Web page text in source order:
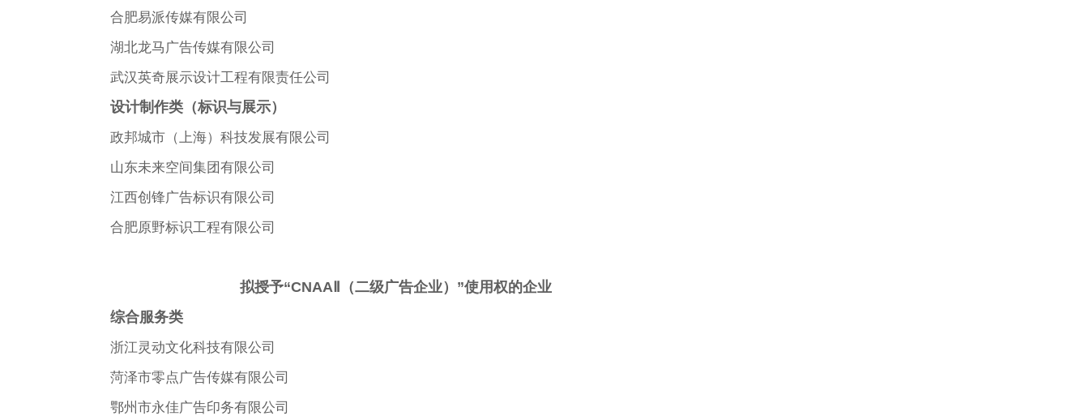
合肥易派传媒有限公司
湖北龙马广告传媒有限公司
武汉英奇展示设计工程有限责任公司
设计制作类（标识与展示）
政邦城市（上海）科技发展有限公司
山东未来空间集团有限公司
江西创锋广告标识有限公司
合肥原野标识工程有限公司
拟授予“CNAAⅡ（二级广告企业）”使用权的企业
综合服务类
浙江灵动文化科技有限公司
菏泽市零点广告传媒有限公司
鄂州市永佳广告印务有限公司